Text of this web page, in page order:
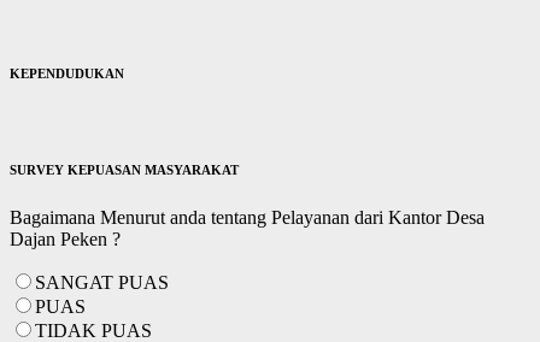
KEPENDUDUKAN
SURVEY KEPUASAN MASYARAKAT
Bagaimana Menurut anda tentang Pelayanan dari Kantor Desa
Dajan Peken ?
SANGAT PUAS
PUAS
TIDAK PUAS